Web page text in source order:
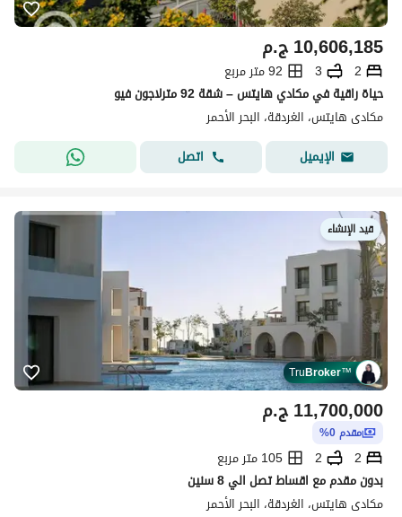
ج.م10,606,185
2
3
92 متر مربع
حياة راقية في مكادي هايتس – شقة 92 مترلاجون فيو
مكادى هايتس، الغردقة، البحر الأحمر
الإيميل
اتصل
قيد الإنشاء
TruBroker™
ج.م11,700,000
مقدم 0%
2
2
105 متر مربع
بدون مقدم مع اقساط تصل الي 8 سنين
مكادى هايتس، الغردقة، البحر الأحمر